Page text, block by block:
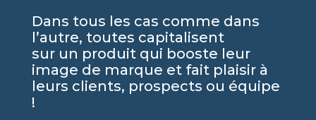
Dans tous les cas comme dans
l’autre, toutes capitalisent
sur un produit qui booste leur
image de marque et fait plaisir à
leurs clients, prospects ou équipe
!